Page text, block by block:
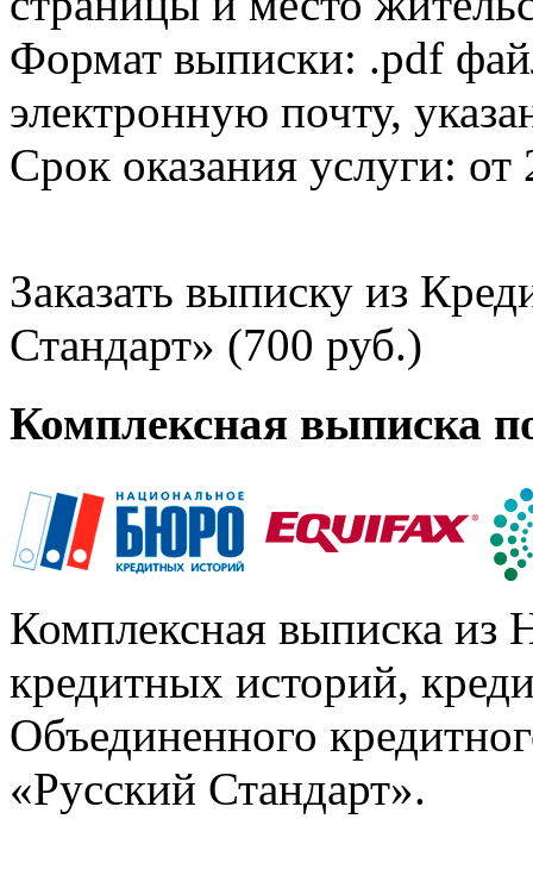
Формат выписки: .pdf
электронную почту,
Срок оказания услуги: от
Заказать выписку из
Стандарт» (700 руб.)
Комплексная выписка
Комплексная выписка из
кредитных историй,
Объединенного
«Русский Стандарт».